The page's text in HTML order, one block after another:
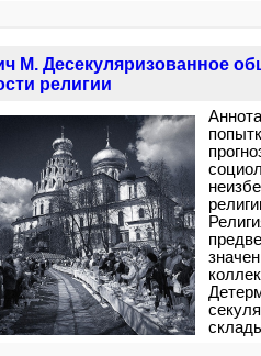
М. Десекуляризованное
религии